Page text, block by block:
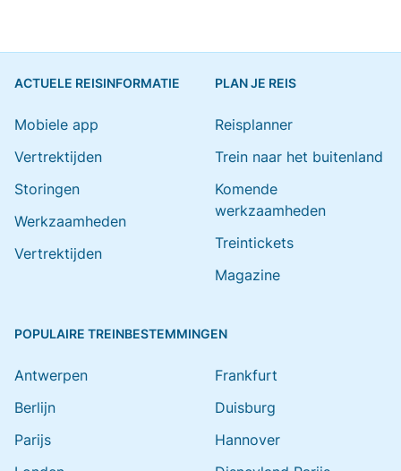
ACTUELE REISINFORMATIE
Mobiele app
Vertrektijden
Storingen
Werkzaamheden
Vertrektijden
PLAN JE REIS
Reisplanner
Trein naar het buitenland
Komende
werkzaamheden
Treintickets
Magazine
POPULAIRE TREINBESTEMMINGEN
Antwerpen
Berlijn
Parijs
Frankfurt
Duisburg
Hannover